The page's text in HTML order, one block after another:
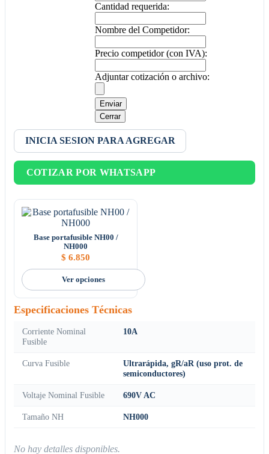
Cantidad requerida:
Nombre del Competidor:
Precio competidor (con IVA):
Adjuntar cotización o archivo:
Enviar
Cerrar
INICIA SESION PARA AGREGAR
COTIZAR POR WHATSAPP
Base portafusible NH00 /
NH000
$ 6.850
Ver opciones
Especificaciones Técnicas
Corriente Nominal
Fusible
10A
Curva Fusible
Ultrarápida, gR/aR (uso prot. de
semiconductores)
Voltaje Nominal Fusible 690V AC
Tamaño NH NH000
No hay detalles disponibles.